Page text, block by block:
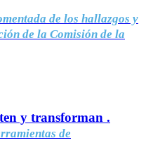
de los hallazgos y
de la Comisión de la
y transforman .
de